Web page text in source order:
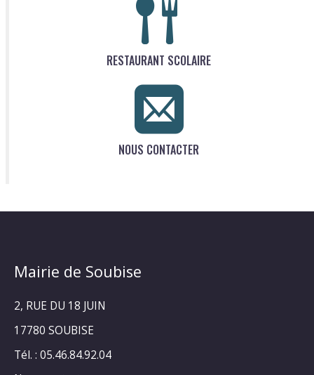
RESTAURANT SCOLAIRE
NOUS CONTACTER
Mairie de Soubise
2, RUE DU 18 JUIN
17780 SOUBISE
Tél. : 05.46.84.92.04